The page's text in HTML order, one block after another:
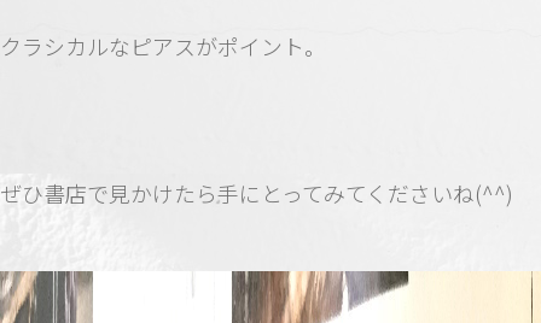
クラシカルなピアスがポイント。
ぜひ書店で見かけたら手にとってみてくださいね(^^)